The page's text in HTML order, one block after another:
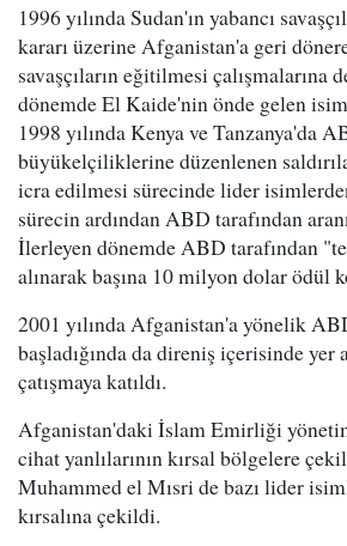
1996 yılında Sudan'ın yabancı
kararı üzerine Afganistan'a geri
savaşçıların eğitilmesi çalışmalarına
dönemde El Kaide'nin önde gelen
1998 yılında Kenya ve Tanzanya'da
büyükelçiliklerine düzenlenen
icra edilmesi sürecinde lider
sürecin ardından ABD tarafından
İlerleyen dönemde ABD tarafından
alınarak başına 10 milyon dolar ödül
2001 yılında Afganistan'a yönelik
başladığında da direniş içerisinde yer
çatışmaya katıldı.
Afganistan'daki İslam Emirliği
cihat yanlılarının kırsal bölgelere
Muhammed el Mısri de bazı lider
kırsalına çekildi.